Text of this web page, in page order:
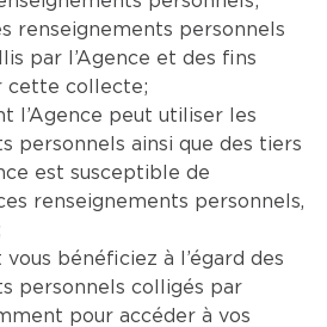
renseignements personnels
par l’Agence et des fins
cette collecte;
l’Agence peut utiliser les
personnels ainsi que des tiers
est susceptible de
renseignements personnels,
bénéficiez à l’égard des
personnels colligés par
pour accéder à vos